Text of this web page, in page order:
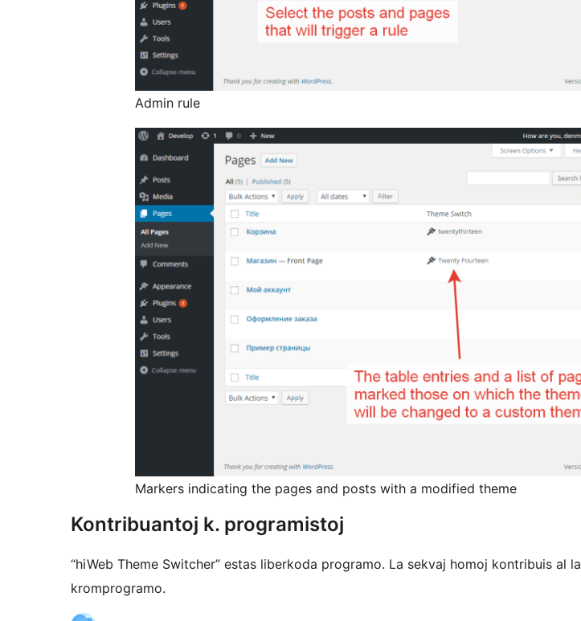
Admin rule
Markers indicating the pages and posts with a modified theme
Kontribuantoj k. programistoj
“hiWeb Theme Switcher” estas liberkoda programo. La sekvaj homoj kontribuis al la
kromprogramo.